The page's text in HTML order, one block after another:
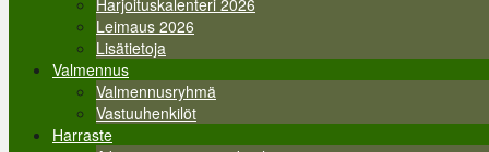
Leimaus 2026
Lisätietoja
Valmennus
Valmennusryhmä
Vastuuhenkilöt
Harraste